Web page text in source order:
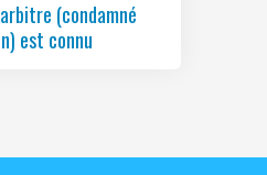
(condamné
est connu